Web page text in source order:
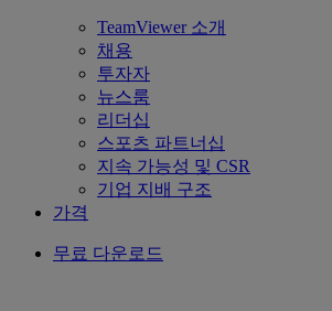
TeamViewer 소개
채용
투자자
뉴스룸
리더십
스포츠 파트너십
지속 가능성 및 CSR
기업 지배 구조
가격
무료 다운로드